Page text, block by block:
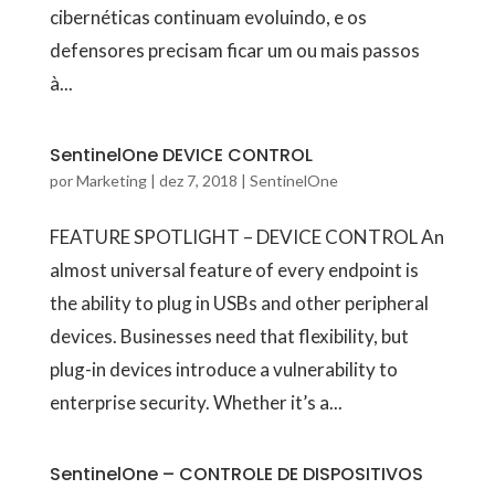
cibernéticas continuam evoluindo, e os
defensores precisam ficar um ou mais passos
à...
SentinelOne DEVICE CONTROL
porMarketing| dez 7, 2018 | SentinelOne
FEATURE SPOTLIGHT – DEVICE CONTROL An
almost universal feature of every endpoint is
the ability to plug in USBs and other peripheral
devices. Businesses need that flexibility, but
plug-in devices introduce a vulnerability to
enterprise security. Whether it’s a...
SentinelOne – CONTROLE DE DISPOSITIVOS